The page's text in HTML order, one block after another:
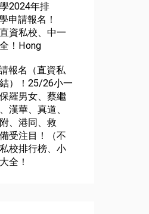
2024年排
申請報名！
資私校、中一
！Hong
報名（直資私
）！25/26小一
羅男女、蔡繼
漢華、真道、
、港同、救
受注目！（不
校排行榜、小
全！